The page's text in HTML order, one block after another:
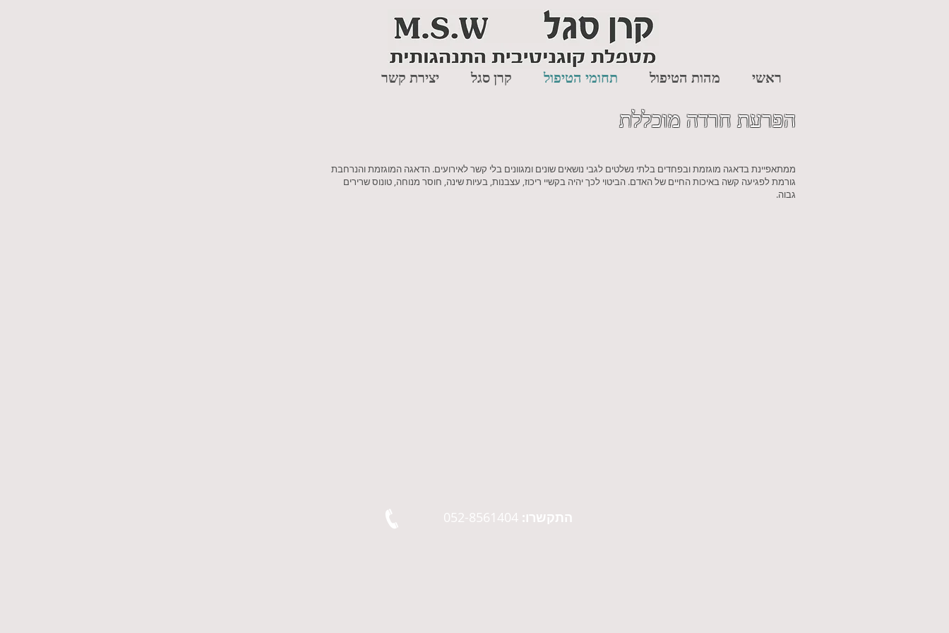
יצירת קשר קרן סגל תחומי הטיפול מהות הטיפול ראשי
הפרעת חרדה מוכללת
ממתאפיינת בדאגה מוגזמת ובפחדים בלתי נשלטים לגבי נושאים שונים ומגוונים בלי קשר לאירועים. הדאגה המוגזמת והנרחבת
גורמת לפגיעה קשה באיכות החיים של האדם. הביטוי לכך יהיה בקשיי ריכוז, עצבנות, בעיות שינה, חוסר מנוחה, טונוס שרירים
גבוה.
התקשרו: 052-8561404